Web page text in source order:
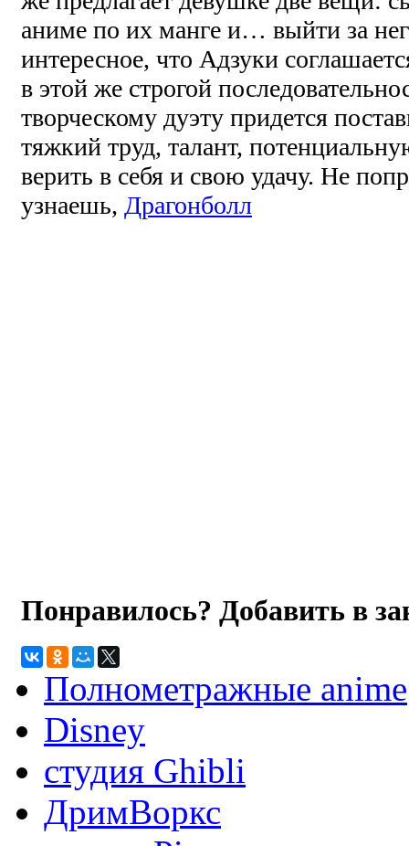
аниме по их манге и… выйти за
интересное, что Адзуки
в этой же строгой
творческому дуэту придется
тяжкий труд, талант,
верить в себя и свою удачу. Не
узнаешь, Драгонболл
Понравилось? Добавить в
Полнометражные anime
Disney
студия Ghibli
ДримВоркс